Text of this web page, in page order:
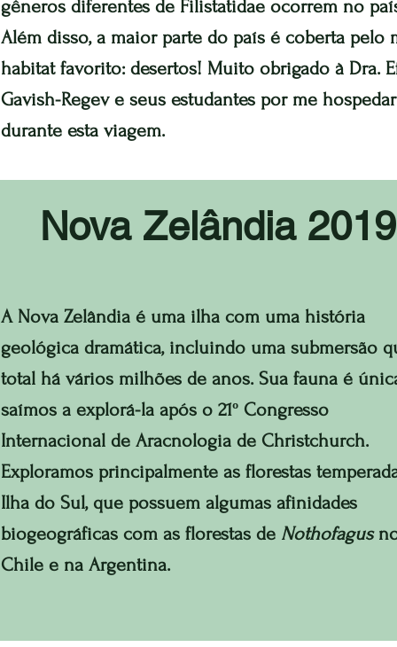
gêneros diferentes de Filistatidae ocorrem no
Além disso, a maior parte do país é coberta pelo
habitat favorito: desertos! Muito obrigado à Dra.
Gavish-Regev e seus estudantes por me hospedar
durante esta viagem.
Nova Zelândia 2019
A Nova Zelândia é uma ilha com uma história
geológica dramática, incluindo uma submersão
total há vários milhões de anos. Sua fauna é
saímos a explorá-la após o 21º Congresso
Internacional de Aracnologia de Christchurch.
Exploramos principalmente as florestas
Ilha do Sul, que possuem algumas afinidades
biogeográficas com as florestas de Nothofagus
Chile e na Argentina.